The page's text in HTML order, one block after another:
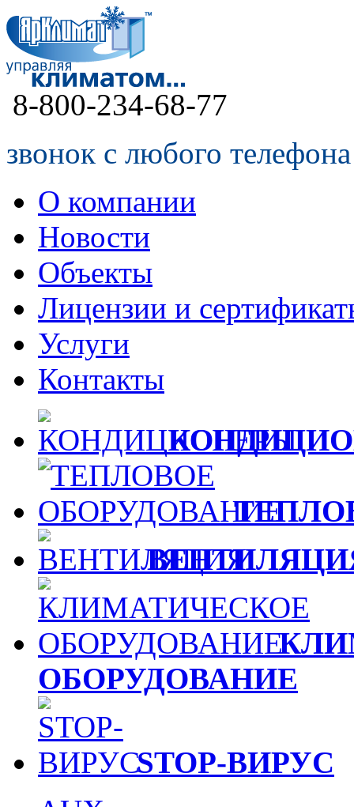
8-800-234-68-77
звонок с любого
О компании
Новости
Объекты
Лицензии и
Услуги
Контакты
ОБОРУДОВАНИЕ
STOP-ВИРУС